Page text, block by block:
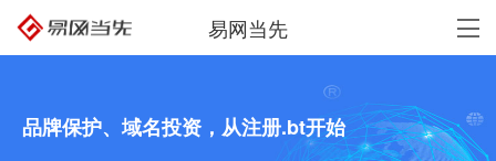
易网当先
品牌保护、域名投资，从注册.bt开始